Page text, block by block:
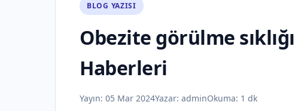
BLOG YAZISI
Obezite görülme
Haberleri
Yayın: 05 Mar 2024Yazar: adminOkuma: 1 dk